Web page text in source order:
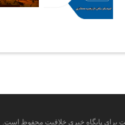
برای پایگاه خبری خلاقیت محفوظ است.